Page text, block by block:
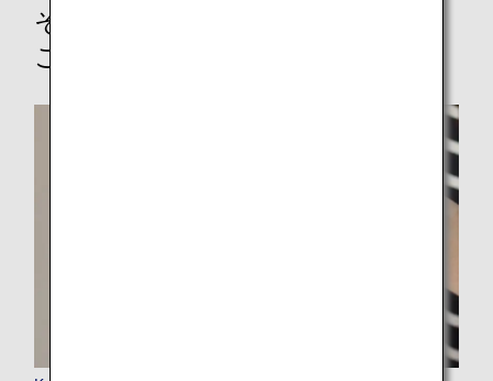
その他のオプショナルサービスの
ご案内